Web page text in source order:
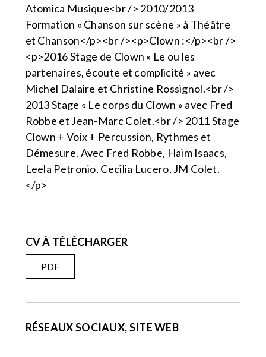
Atomica Musique<br /> 2010/2013
Formation « Chanson sur scène » à Théâtre
et Chanson</p><br /><p>Clown :</p><br />
<p>2016 Stage de Clown « Le ou les
partenaires, écoute et complicité » avec
Michel Dalaire et Christine Rossignol.<br />
2013 Stage « Le corps du Clown » avec Fred
Robbe et Jean-Marc Colet.<br /> 2011 Stage
Clown + Voix + Percussion, Rythmes et
Démesure. Avec Fred Robbe, Haim Isaacs,
Leela Petronio, Cecilia Lucero, JM Colet.
</p>
CV À TÉLÉCHARGER
PDF
RÉSEAUX SOCIAUX, SITE WEB